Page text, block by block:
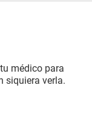
médico para
siquiera verla.